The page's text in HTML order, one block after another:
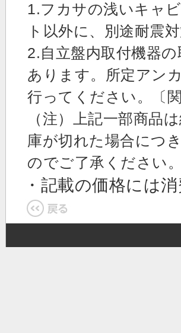
1.フカサの浅いキャ
ト以外に、別途耐震
2.自立盤内取付機器
あります。所定アン
行ってください。〔
（注）上記一部商品
庫が切れた場合につ
のでご了承ください。
・記載の価格には